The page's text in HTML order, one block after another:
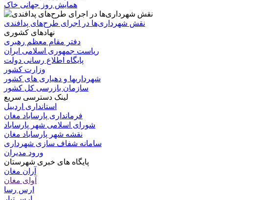
همایش روز جهانی خاک
نقش شهرداری‌ها در اجرای طرح‌های پدافندی
نهادهای کشوری
دفتر مقام معظم رهبری
ریاست جمهوری اسلامی ایران
پایگاه اطلاع رسانی دولت
وزارت کشور
شهرداریها و دهیاری های کشور
سازمان بازرسی کل کشور
لینک دسترسی سریع
استانداری اردبیل
فرمانداری پارساباد مغان
شورای اسلامی شهر پارساباد
نقشه شهر پارساباد مغان
سامانه شفاف سازی شهرداری
ورود مدیران
پایگاه های خبری شهرستان
آران مغان
آوای مغان
ارس رسا